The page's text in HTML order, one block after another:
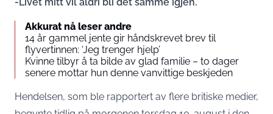
Akkurat nå leser andre
14 år gammel jente gir håndskrevet brev til
flyvertinnen: ‘Jeg trenger hjelp’
Kvinne tilbyr å ta bilde av glad familie – to dager
senere mottar hun denne vanvittige beskjeden
Hendelsen, som ble rapportert av flere britiske medier,